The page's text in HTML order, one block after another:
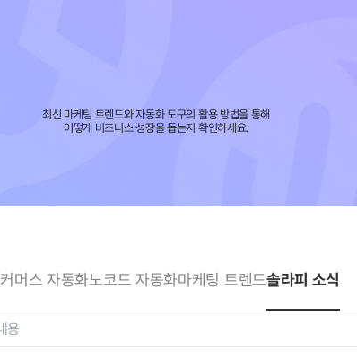
최신 마케팅 트렌드와 자동화 도구의 활용 방법을 통해
어떻게 비즈니스 성장을 돕는지 확인하세요.
커머스 자동화노코드 자동화마케팅 트렌드솔라피 소식